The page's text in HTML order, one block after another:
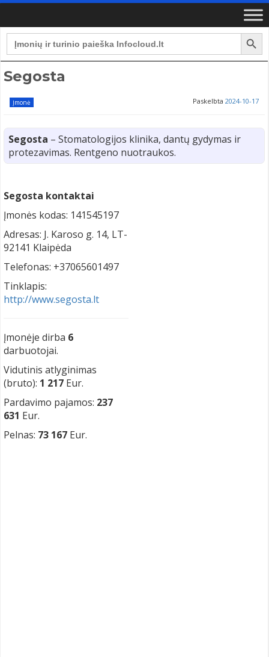
Search
for:
Search Button
Segosta
Įmonė Paskelbta 2024-10-17
Segosta – Stomatologijos klinika, dantų gydymas ir
protezavimas. Rentgeno nuotraukos.
Segosta kontaktai
Įmonės kodas: 141545197
Adresas: J. Karoso g. 14, LT-
92141 Klaipėda
Telefonas: +37065601497
Tinklapis:
http://www.segosta.lt
Įmonėje dirba 6
darbuotojai.
Vidutinis atlyginimas
(bruto): 1 217 Eur.
Pardavimo pajamos: 237
631 Eur.
Pelnas: 73 167 Eur.